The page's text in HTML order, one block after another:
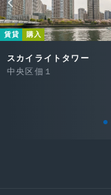
賃貸 購入
スカイライトタワー
中央区佃１